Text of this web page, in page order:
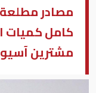
مصادر مطلعة
كامل كميات
مشترين